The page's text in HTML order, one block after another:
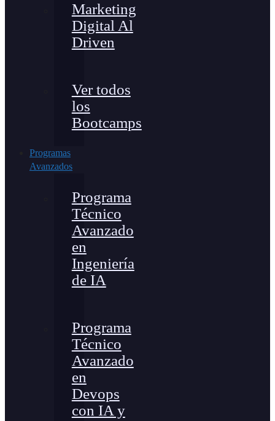
Marketing
Digital Al
Driven
Ver todos
los
Bootcamps
Programas
Avanzados
Programa
Técnico
Avanzado
en
Ingeniería
de IA
Programa
Técnico
Avanzado
en
Devops
con IA y